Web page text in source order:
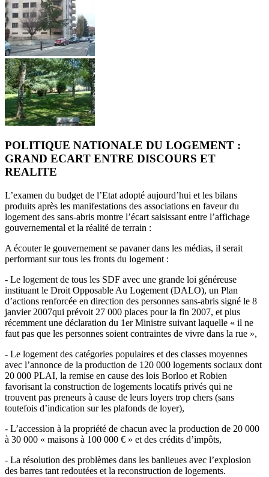
POLITIQUE NATIONALE DU LOGEMENT :
GRAND ECART ENTRE DISCOURS ET
REALITE
L’examen du budget de l’Etat adopté aujourd’hui et les bilans
produits après les manifestations des associations en faveur du
logement des sans-abris montre l’écart saisissant entre l’affichage
gouvernemental et la réalité de terrain :
A écouter le gouvernement se pavaner dans les médias, il serait
performant sur tous les fronts du logement :
- Le logement de tous les SDF avec une grande loi généreuse
instituant le Droit Opposable Au Logement (DALO), un Plan
d’actions renforcée en direction des personnes sans-abris signé le 8
janvier 2007qui prévoit 27 000 places pour la fin 2007, et plus
récemment une déclaration du 1er Ministre suivant laquelle « il ne
faut pas que les personnes soient contraintes de vivre dans la rue »,
- Le logement des catégories populaires et des classes moyennes
avec l’annonce de la production de 120 000 logements sociaux dont
20 000 PLAI, la remise en cause des lois Borloo et Robien
favorisant la construction de logements locatifs privés qui ne
trouvent pas preneurs à cause de leurs loyers trop chers (sans
toutefois d’indication sur les plafonds de loyer),
- L’accession à la propriété de chacun avec la production de 20 000
à 30 000 « maisons à 100 000 € » et des crédits d’impôts,
- La résolution des problèmes dans les banlieues avec l’explosion
des barres tant redoutées et la reconstruction de logements.